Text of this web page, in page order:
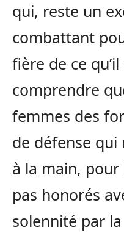
qui, reste un
combattant
fière de ce
comprendre
femmes des
de défense qui
à la main,
pas honorés
solennité par